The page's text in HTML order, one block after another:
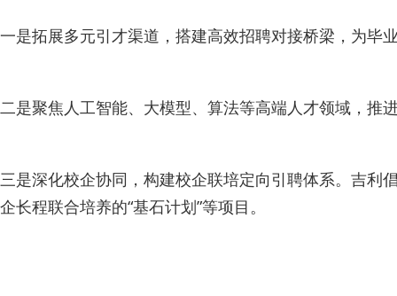
一是拓展多元引才渠道，搭建高效招聘对接桥梁，为毕
二是聚焦人工智能、大模型、算法等高端人才领域，推
三是深化校企协同，构建校企联培定向引聘体系。吉利
企长程联合培养的“基石计划”等项目。